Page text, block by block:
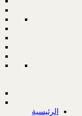
الرئيسية